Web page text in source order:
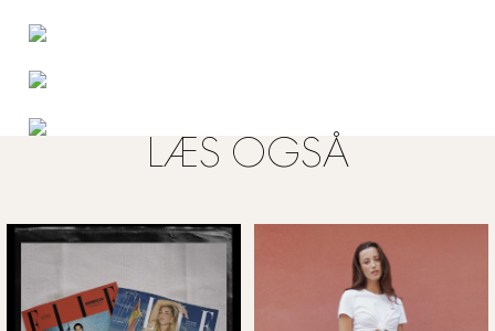
LÆS OGSÅ